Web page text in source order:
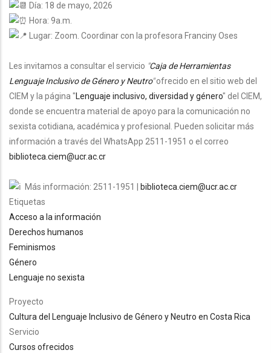
Día: 18 de mayo, 2026
Hora: 9a.m.
Lugar: Zoom. Coordinar con la profesora Franciny Oses
Les invitamos a consultar el servicio "Caja de Herramientas
Lenguaje Inclusivo de Género y Neutro"ofrecido en el sitio web del
CIEM y la página "Lenguaje inclusivo, diversidad y género" del CIEM,
donde se encuentra material de apoyo para la comunicación no
sexista cotidiana, académica y profesional. Pueden solicitar más
información a través del WhatsApp 2511-1951 o el correo
biblioteca.ciem@ucr.ac.cr
Más información: 2511-1951 |
biblioteca.ciem@ucr.ac.cr
Etiquetas
Acceso a la información
Derechos humanos
Feminismos
Género
Lenguaje no sexista
Proyecto
Cultura del Lenguaje Inclusivo de Género y Neutro en Costa Rica
Servicio
Cursos ofrecidos